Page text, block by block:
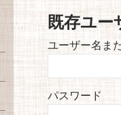
既存ユー
ユーザー名ま
パスワード